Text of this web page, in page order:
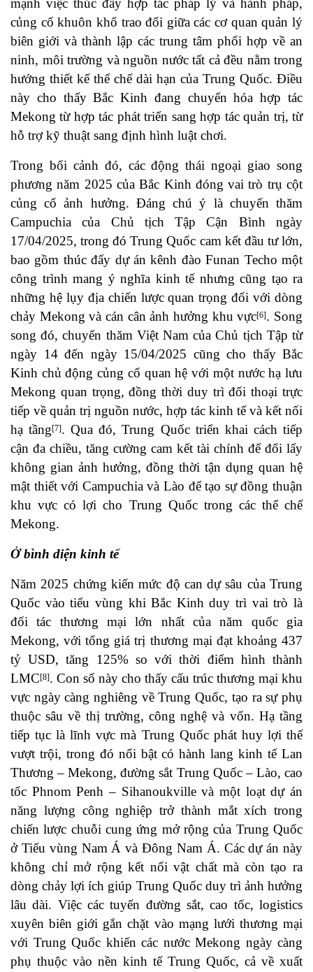
mạnh việc thúc đẩy hợp tác pháp lý và hành pháp,
củng cố khuôn khổ trao đổi giữa các cơ quan quản lý
biên giới và thành lập các trung tâm phối hợp về an
ninh, môi trường và nguồn nước tất cả đều nằm trong
hướng thiết kế thể chế dài hạn của Trung Quốc. Điều
này cho thấy Bắc Kinh đang chuyển hóa hợp tác
Mekong từ hợp tác phát triển sang hợp tác quản trị, từ
hỗ trợ kỹ thuật sang định hình luật chơi.
Trong bối cảnh đó, các động thái ngoại giao song
phương năm 2025 của Bắc Kinh đóng vai trò trụ cột
củng cố ảnh hưởng. Đáng chú ý là chuyến thăm
Campuchia của Chủ tịch Tập Cận Bình ngày
17/04/2025, trong đó Trung Quốc cam kết đầu tư lớn,
bao gồm thúc đẩy dự án kênh đào Funan Techo một
công trình mang ý nghĩa kinh tế nhưng cũng tạo ra
những hệ lụy địa chiến lược quan trọng đối với dòng
chảy Mekong và cán cân ảnh hưởng khu vực [6] . Song
song đó, chuyến thăm Việt Nam của Chủ tịch Tập từ
ngày 14 đến ngày 15/04/2025 cũng cho thấy Bắc
Kinh chủ động củng cố quan hệ với một nước hạ lưu
Mekong quan trọng, đồng thời duy trì đối thoại trực
tiếp về quản trị nguồn nước, hợp tác kinh tế và kết nối
hạ tầng [7] . Qua đó, Trung Quốc triển khai cách tiếp
cận đa chiều, tăng cường cam kết tài chính để đổi lấy
không gian ảnh hưởng, đồng thời tận dụng quan hệ
mật thiết với Campuchia và Lào để tạo sự đồng thuận
khu vực có lợi cho Trung Quốc trong các thể chế
Mekong.
Ở bình diện kinh tế
Năm 2025 chứng kiến mức độ can dự sâu của Trung
Quốc vào tiểu vùng khi Bắc Kinh duy trì vai trò là
đối tác thương mại lớn nhất của năm quốc gia
Mekong, với tổng giá trị thương mại đạt khoảng 437
tỷ USD, tăng 125% so với thời điểm hình thành
LMC [8] . Con số này cho thấy cấu trúc thương mại khu
vực ngày càng nghiêng về Trung Quốc, tạo ra sự phụ
thuộc sâu về thị trường, công nghệ và vốn. Hạ tầng
tiếp tục là lĩnh vực mà Trung Quốc phát huy lợi thế
vượt trội, trong đó nổi bật có hành lang kinh tế Lan
Thương – Mekong, đường sắt Trung Quốc – Lào, cao
tốc Phnom Penh – Sihanoukville và một loạt dự án
năng lượng công nghiệp trở thành mắt xích trong
chiến lược chuỗi cung ứng mở rộng của Trung Quốc
ở Tiểu vùng Nam Á và Đông Nam Á. Các dự án này
không chỉ mở rộng kết nối vật chất mà còn tạo ra
dòng chảy lợi ích giúp Trung Quốc duy trì ảnh hưởng
lâu dài. Việc các tuyến đường sắt, cao tốc, logistics
xuyên biên giới gắn chặt vào mạng lưới thương mại
với Trung Quốc khiến các nước Mekong ngày càng
phụ thuộc vào nền kinh tế Trung Quốc, cả về xuất